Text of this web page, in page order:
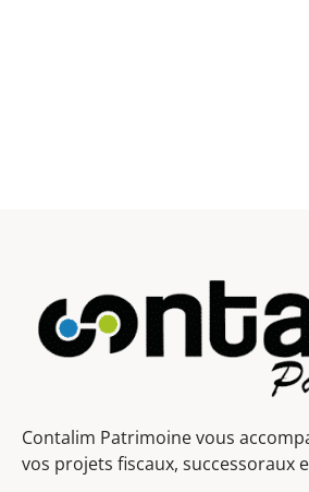
Contalim Patrimoine vous
vos projets fiscaux, successoraux